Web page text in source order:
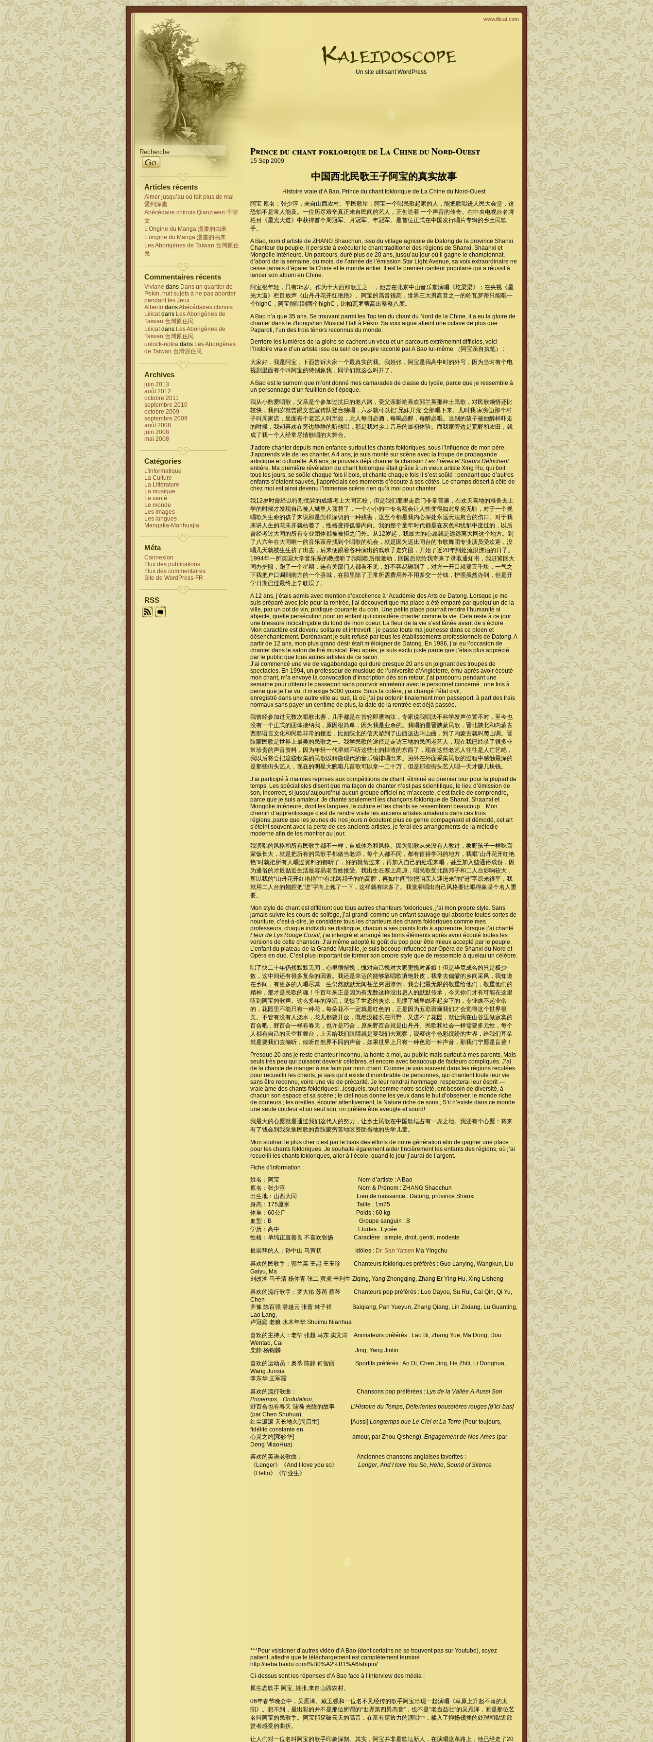
www.lilicat.com
Un site utilisant WordPress
Articles récents
Aimer jusqu’au où fait plus de mal
愛到深處
Abécédaire chinois Qianziwen 千字
文
L’Origine du Manga 漫畫的由來
L’origine du Manga 漫畫的由来
Les Aborigènes de Taiwan 台灣原住
民
Commentaires récents
Viviane dans Dans un quartier de
Pékin, huit sujets à ne pas aborder
pendant les Jeux
Alberto dansAbécédaires chinois
Lilicatdans Les Aborigènes de
Taiwan 台灣原住民
Lilicatdans Les Aborigènes de
Taiwan 台灣原住民
unlock-nokia dans Les Aborigènes
de Taiwan 台灣原住民
Archives
juin 2013
août 2012
octobre 2011
septembre 2010
octobre 2009
septembre 2009
août 2008
juin 2008
mai 2008
Catégories
L'informatique
La Culture
La Littérature
La musique
La santé
Le monde
Les images
Les langues
Mangaka-Manhuajia
Méta
Connexion
Flux des publications
Flux des commentaires
Site de WordPress-FR
RSS
Prince du chant foklorique de La Chine du Nord-Ouest
15 Sep 2009
中国西北民歌王子阿宝的真实故事
Histoire vraie d’A Bao, Prince du chant foklorique de La Chine du Nord-Ouest
阿宝 原名：张少淳，来自山西农村。平民歌星：阿宝一个唱民歌起家的人，能把歌唱进人民大会堂，这
恐怕不是常人能及。一位历尽艰辛真正来自民间的艺人，正创造着 一个声音的传奇。在中央电视台名牌
栏目《星光大道》中获得首个周冠军、月冠军、年冠军。是首位正式在中国发行唱片专辑的乡土民歌
手。
A Bao, nom d’artiste de ZHANG Shaochun, issu du village agricole de Datong de la province Shanxi.
Chanteur du peuple, il persiste à exécuter le chant traditionel des régions de Shanxi, Shaanxi et
Mongolie intérieure. Un parcours, duré plus de 20 ans, jusqu’au jour où il gagne le championnat,
d’abord de la semaine, du mois, de l’année de l’émission Star Light Avenue, sa voix extraordinaire ne
cesse jamais d’épater la Chine et le monde entier. Il est le premier canteur populaire qui a réussit à
lancer son album en Chine.
阿宝很年轻，只有35岁。作为十大西部歌王之一，他曾在北京中山音乐堂演唱《圪梁梁》；在央视《星
光大道》栏目放声《山丹丹花开红艳艳》。阿宝的高音很高，世界三大男高音之一的帕瓦罗蒂只能唱一
个highC，阿宝能唱到两个highC，比帕瓦罗蒂高出整整八度。
A Bao n’a que 35 ans. Se trouvant parmi les Top ten du chant du Nord de la Chine, il a eu la gloire de
chanter dans le Zhongshan Musical Hall à Pékin. Sa voix aigüe atteint une octave de plus que
Paparoti, l’un des trois ténors reconnus du monde.
Derrière les lumières de la gloire se cachent un vécu et un parcours extrêmemnt difficles, voici
l’histoire vraie d’un artiste issu du sein de peuple raconté par A Bao lui-même （阿宝亲自执笔） :
大家好，我是阿宝，下面告诉大家一个最真实的我。我姓张，阿宝是我高中时的外号，因为当时有个电
视剧里面有个叫阿宝的特别象我，同学们就这么叫开了。
A Bao est le surnom que m’ont donné mes camarades de classe du lycée, parce que je ressemble à
un personnage d’un feuillton de l’époque.
我从小酷爱唱歌，父亲是个参加过抗日的老八路，受父亲影响喜欢郭兰英那种土民歌，对民歌领悟还比
较快，我四岁就曾跟文艺宣传队登台独唱，六岁就可以把“兄妹开荒”全部唱下来。儿时我.家旁边那个村
子叫周家店，里面有个老艺人叫邢如，此人每日必酒，每喝必醉，每醉必唱。当别的孩子被他醉样吓走
的时候，我却喜欢在旁边静静的听他唱，那是我对乡土音乐的最初体验。而我家旁边是荒野和农田，就
成了我一个人经常尽情歌唱的大舞台。
J’adore chanter depuis mon enfance surtout les chants fokloriques, sous l’influence de mon père.
J’apprends vite de les chanter. A 4 ans, je suis monté sur scène avec la troupe de propagande
artistique et culturelle. A 6 ans, je pouvais déjà chanter la chanson Les Frères et Soeurs Défrichent
entière. Ma première révélation du chant foklorique était grâce à un vieux artiste Xing Ru, qui boit
tous les jours, se soûle chaque fois il bois, et chante chaque fois il s’est soûlé ; pendant que d’autres
enfants s’étaient sauvés, j’appréciais ces moments d’écoute à ses côtés. Le champs désert à côté de
chez moi est ainsi devenu l’immense scène rien qu’à moi pour chanter.
我12岁时曾经以特别优异的成绩考上大同艺校，但是我们那里走后门非常普遍，在欢天喜地的准备去上
学的时候才发现自己被人城里人顶替了，一个小小的中专名额会让人性变得如此卑劣无耻，对于一个视
唱歌为生命的孩子来说那是怎样深切的一种残害，这至今都是我内心深处永远无法愈合的伤口。对于我
来讲人生的花未开就枯萎了，性格变得孤僻内向。我的整个童年时代都是在灰色和忧郁中度过的，以后
曾经考过大同的所有专业团体都被被拒之门外。从12岁起，我最大的心愿就是远远离大同这个地方。到
了八六年在大同唯一的音乐茶座找到个唱歌的机会，就是因为远比同台的市歌舞团专业演员受欢迎，没
唱几天就被生生挤了出去，后来便跟着各种演出的戏班子走穴团，开始了近20年到处流浪漂泊的日子。
1994年一所英国大学音乐系的教授听了我唱歌后很激动，回国后就给我寄来了录取通知书，我赶紧回大
同办护照，跑了一个星期，连有关部门人都看不见，好不容易碰到了，对方一开口就要五千块，一气之
下我把户口调到南方的一个县城，在那里除了正常所需费用外不用多交一分钱，护照虽然办到，但是开
学日期已过最终上学耽误了。
A 12 ans, j’étais admis avec mention d’excellence à ‘Académie des Arts de Datong. Lorsque je me
suis préparé avec joie pour la rentrée, j’ai découvert que ma place a été emparé par quelqu’un de la
ville, par un pot de vin, pratique courante du coin. Une petite place pourrait rendre l’humanité si
abjecte, quelle persécution pour un enfant qui considère chanter comme la vie. Cela reste à ce jour
une blessure incicatriçable du fond de mon coeur. La fleur de la vie s’est fânée avant de s’éclore.
Mon caractère est devenu solitaire et introverti ; je passe toute ma jeunesse dans ce pleen et
désenchantement. Dorénavant je suis refusé par tous les établissements professionnels de Datong. A
partir de 12 ans, mon plus grand désir était m’éloigner de Datong. En 1986, j’ai eu l’occasion de
chanter dans le salon de thé musical. Peu après, je suis exclu juste parce que j’étais plus apprécié
par le public que tous autres artistes de ce salon.
J’ai commencé une vie de vagabondage qui dure presque 20 ans en joignant des troupes de
spectacles. En 1994, un professeur de musique de l’université d’Angleterre, ému après avoir écouté
mon chant, m’a envoyé la convocation d’inscription dès son retour. j’ai parcourru pendant une
semaine pour obtenir le passeport sans pourvoir entretenir avec le personnel concerné ; une fois à
peine que je l’ai vu, il m’exige 5000 yuans. Sous la colère, j’ai changé l’état civil,
enregistré dans une autre ville au sud, là où j’ai pu obtenir finalement mon passeport, à part des frais
normaux sans payer un centime de plus, la date de la rentrée est déjà passée.
我曾经参加过无数次唱歌比赛，几乎都是在首轮即遭淘汰，专家说我唱法不科学发声位置不对，至今也
没有一个正式的团体接纳我，原因很简单，因为我是业余的。我唱的是晋陕蒙民歌，晋北陕北和内蒙古
西部语言文化和民歌非常的接近，比如陕北的信天游到了山西这边叫山曲，到了内蒙古就叫爬山调。晋
陕蒙民歌是世界上最美的民歌之一。我学民歌的途径是走访三地的民间老艺人，现在我已经录了很多非
常珍贵的声音资料，因为年轻一代早就不听这些土的掉渣的东西了，现在这些老艺人往往是人亡艺绝，
我以后将会把这些收集的民歌以稍微现代的音乐编排唱出来。另外在外面采集民歌的过程中感触最深的
是那些街头艺人，现在的明星大腕唱几首歌可以拿一二十万，但是那些街头艺人唱一天才赚几块钱。
J’ai participé à maintes reprises aux compétitions de chant, éliminé au premier tour pour la plupart de
temps. Les spécialistes disent que ma façon de chanter n’est pas scientifique, le lieu d’émission de
son, incorrect, si jusqu’aujourd’hui aucun groupe officiel ne m’accepte, c’est facile de comprendre,
parce que je suis amateur. Je chante seulement les chançons foklorique de Shanxi, Shaanxi et
Mongolie intérieure, dont les langues, la culture et les chants se ressemblent beaucoup. ..Mon
chemin d’apprentissage c’est de rendre visite les anciens artistes amateurs dans ces trois
régions..parce que les jeunes de nos jours n’écoutent plus ce genre compagnard et démodé, cet art
s’éteint souvent avec la perte de ces ancients artistes, je ferai des arrangements de la mélodie
moderne afin de les montrer au jour.
我演唱的风格和所有民歌手都不一样，自成体系和风格。因为唱歌从来没有人教过，象野孩子一样吃百
家饭长大，就是把所有的民歌手都做当老师，每个人都不同，都有值得学习的地方，我唱“山丹花开红艳
艳”时就把所有人唱过资料的都听了，好的就偷过来，再加入自己的处理来唱，甚至加入些通俗成份，因
为通俗的才最贴近生活最容易老百姓接受。我出生在塞上高原，唱民歌受北路邦子和二人台影响较大，
所以我的“山丹花开红艳艳”中有北路邦子的的高腔，再如中间“快把咱亲人迎进来”的“进”字原来很平，我
就用二人台的翘腔把“进”字向上翘了一下，这样就有味多了。我觉着唱出自己风格要比唱得象某个名人重
要。
Mon style de chant est différent que tous autres chanteurs fokloriques, j’ai mon propre style. Sans
jamais suivre les cours de solfège, j’ai grandi comme un enfant sauvage qui absorbe toutes sortes de
nouriture, c’est-à-dire, je considère tous les chanteurs des chants fokloriques comme mes
professeurs, chaque individu se distingue, chacun a ses points forts à apprendre, lorsque j’ai chanté
Fleur de Lys Rouge Corail, j’ai intergré et arrangé les bons éléments après avoir écouté toutes les
versions de cette chanson. J’ai même adopté le goût du pop pour être mieux accepté par le peuple.
L’enfant du plateau de la Grande Muraille, je suis becoup influencé par Opéra de Shanxi du Nord et
Opéra en duo. C’est plus important de former son propre style que de ressemble à quelqu’un célèbre.
唱了快二十年仍然默默无闻，心里很惭愧，愧对自己愧对大家更愧对爹娘！但是毕竟成名的只是极少
数，这中间还有很多复杂的因素。我还是幸运的能够靠唱歌填饱肚皮，我常去偏僻的乡间采风，我知道
在乡间，有更多的人唱尽其一生仍然默默无闻甚至穷困潦倒，我会把最无限的敬重给他们，敬重他们的
精神，那才是民歌的魂！千百年来正是因为有无数这样没出息人的默默传承，今天你们才有可能在这里
听到阿宝的歌声。这么多年的浮沉，见惯了世态的炎凉，见惯了城里瞧不起乡下的，专业瞧不起业余
的，花园里不能只有一种花，每朵花不一定就是红色的，正是因为五彩斑斓我们才会觉得这个世界很
美。不管有没有人浇水，花儿都要开放，既然没能长在田野，又进不了花园，就让我在山谷里做寂寞的
百合吧，野百合一样有春天，也许是巧合，原来野百合就是山丹丹。民歌和社会一样需要多元性，每个
人都有自己的天空和舞台，上天给我们眼睛就是要我们去观察，观察这个色彩缤纷的世界，给我们耳朵
就是要我们去倾听，倾听自然界不同的声音，如果世界上只有一种色彩一种声音，那我们宁愿是盲聋！
Presque 20 ans je reste chanteur inconnu, la honte à moi, au public mais surtout à mes parents. Mais
seuls très peu qui puissent devenir célèbres, et encore avec beaucoup de facteurs compliqués. J’ai
de la chance de manger à ma faim par mon chant. Comme je vais souvent dans les régions reculées
pour recueillir les chants, je sais qu’il existe d’inombrable de personnes, qui chantent toute leur vie
sans être reconnu, voire une vie de précarité. Je leur rendrai hommage, respecterai leur ésprit —
vraie âme des chants fokloriques! ..lesquels, tout comme notre société, ont besoin de diversité, à
chacun son espace et sa scène ; le ciel nous donne les yeux dans le but d’observer, le monde riche
de couleurs ; les oreilles, écouter attentivement, la Nature riche de sons ; S’il n’existe dans ce monde
une seule couleur et un seul son, on préfère être aveugle et sourd!
我最大的心愿就是通过我们这代人的努力，让乡土民歌在中国歌坛占有一席之地。我还有个心愿：将来
有了钱会到我采集民歌的晋陕蒙穷苦地区资助当地的失学儿童。
Mon souhait le plus cher c’est par le biais des efforts de notre génération afin de gagner une place
pour les chants fokloriques. Je souhaite également aider fincièrement les enfants des régions, où j’ai
recueilli les chants fokloriques, aller à l’école, quand le jour j’aurai de l’argent.
Fiche d’information :
姓名：阿宝 Nom d’artiste : A Bao
原名：张少淳 Nom & Prénom : ZHANG Shaochun
出生地：山西大同 Lieu de naissance : Datong, province Shanxi
身高：175厘米 Taille : 1m75
体重：60公斤 Poids : 60 kg
血型：B Groupe sanguin : B
学历：高中 Etudes : Lycée
性格：单纯正直善良 不喜欢张扬 Caractère : simple, droit, gentil, modeste
最崇拜的人：孙中山 马寅初 Idôles : Dr. San Yatsen Ma Yingchu
喜欢的民歌手：郭兰英 王昆 王玉珍 Chanteurs fokloriques préférés : Guo Lanying, Wangkun, Liu
Gaiyu, Ma
刘改渔 马子清 杨仲青 张二 寅虎 辛利生 Ziqing, Yang Zhongqing, Zhang Er Ying Hu, Xing Lisheng
喜欢的流行歌手：罗大佑 苏芮 蔡琴 Chanteurs pop préférés : Luo Dayou, Su Rui, Cai Qin, Qi Yu,
Chen
齐豫 陈百强 潘越云 张蔷 林子祥 Baiqiang, Pan Yueyun, Zhang Qiang, Lin Zixiang, Lu Guanting,
Lao Lang,
卢冠庭 老狼 水木年华 Shuimu Nianhua
喜欢的主持人：老毕 张越 马东 窦文涛 Animateurs préférés : Lao Bi, Zhang Yue, Ma Dong, Dou
Wentao, Cai
柴静 杨锦麟 Jing, Yang Jinlin
喜欢的运动员：奥蒂 陈静 何智丽 Sportifs préférés : Ao Di, Chen Jing, He Zhili, Li Donghua,
Wang Junxia
李东华 王军霞
喜欢的流行歌曲： Chansons pop préférées : Lys de la Vallée A Aussi Son
Printemps, Ondulation,
野百合也有春天 涟漪 光陰的故事 L’Histoire du Temps, Déferlentes poussières rouges [d’Ici-bas]
(par Chen Shuhua),
红尘滚滚 天长地久[周启生] [Aussi] Longtemps que Le Ciel et La Terre (Pour toujours,
fidélité constante en
心灵之约[邓妙华] amour, par Zhou Qisheng), Engagement de Nos Ames (par
Deng MiaoHua)
喜欢的英语老歌曲： Anciennes chansons anglaises favorites :
《Longer》《And I love you so》 Longer,And I love You So, Hello, Sound of Silence
《Hello》《毕业生》
***Pour vsisioner d’autres vidéo d’A Bao (dont certains ne se trouvent pas sur Youtube), soyez
patient, attedre que le téléchargement est complètement terminé :
http://tieba.baidu.com/%B0%A2%B1%A6/shipin/
Ci-dessus sont les réponses d’A Bao face à l’interview des média :
原生态歌手 阿宝, 姓张,来自山西农村。
06年春节晚会中，吴雁泽、戴玉强和一位名不见经传的歌手阿宝出现一起演唱《草原上升起不落的太
阳》。想不到，最出彩的并不是那位所谓的“世界第四男高音”，也不是“老当益壮”的吴雁泽，而是那位艺
名叫阿宝的民歌手。阿宝那穿破云天的高音，在富有穿透力的演唱中，糅入了抑扬顿挫的处理和贴近欣
赏者感受的曲折。
让人们对一位名叫阿宝的歌手印象深刻。其实，阿宝并非是歌坛新人，在演唱这条路上，他已经走了20